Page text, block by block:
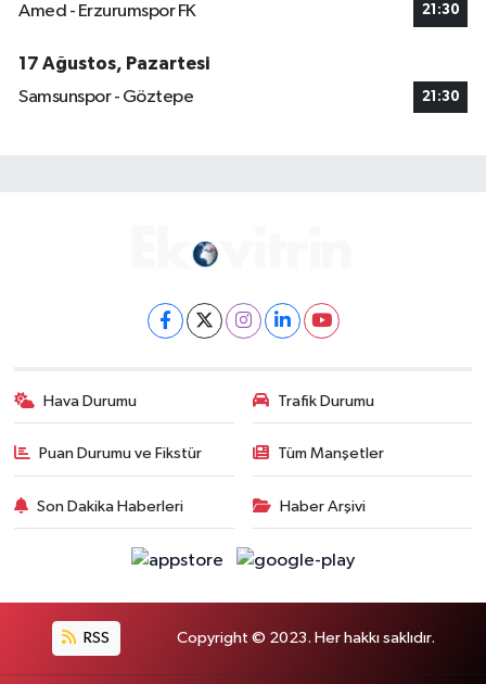
Amed - Erzurumspor FK 21:30
17 Ağustos, Pazartesi
Samsunspor - Göztepe
21:30
Hava Durumu Trafik Durumu
Puan Durumu ve Fikstür Tüm Manşetler
Son Dakika Haberleri Haber Arşivi
RSS Copyright © 2023. Her hakkı saklıdır.